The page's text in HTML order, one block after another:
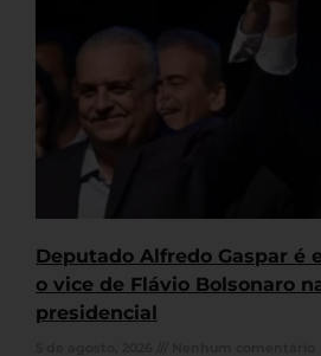
Deputado Alfredo Gaspar é
o vice de Flávio Bolsonaro
presidencial